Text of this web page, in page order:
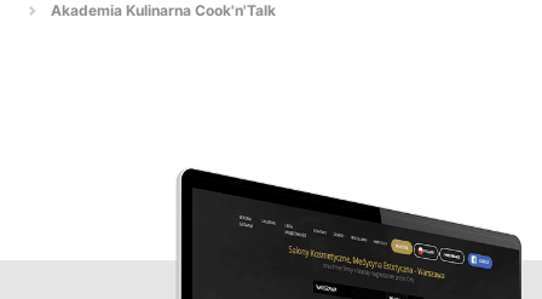
Akademia Kulinarna Cook'n'Talk